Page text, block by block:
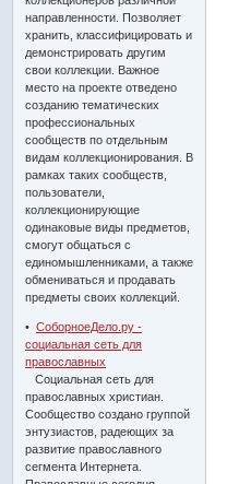
направленности. Позволяет
хранить, классифицировать и
демонстрировать другим
свои коллекции. Важное
место на проекте отведено
созданию тематических
профессиональных
сообществ по отдельным
видам коллекционирования. В
рамках таких сообществ,
пользователи,
коллекционирующие
одинаковые виды предметов,
смогут общаться с
единомышленниками, а также
обмениваться и продавать
предметы своих коллекций.
•СоборноеДело.ру -
социальная сеть для
православных
Социальная сеть для
православных христиан.
Сообщество создано группой
энтузиастов, радеющих за
развитие православного
сегмента Интернета.